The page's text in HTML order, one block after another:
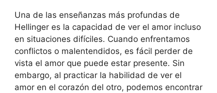
Una de las enseñanzas más profundas de
Hellinger es la capacidad de ver el amor incluso
en situaciones difíciles. Cuando enfrentamos
conflictos o malentendidos, es fácil perder de
vista el amor que puede estar presente. Sin
embargo, al practicar la habilidad de ver el
amor en el corazón del otro, podemos encontrar